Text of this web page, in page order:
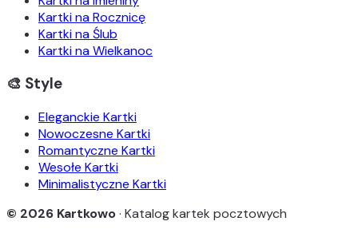
Kartki na Rocznicę
Kartki na Ślub
Kartki na Wielkanoc
🎨 Style
Eleganckie Kartki
Nowoczesne Kartki
Romantyczne Kartki
Wesołe Kartki
Minimalistyczne Kartki
© 2026 Kartkowo· Katalog kartek pocztowych